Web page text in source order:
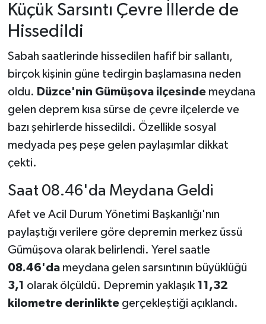
Küçük Sarsıntı Çevre İllerde de
Hissedildi
Sabah saatlerinde hissedilen hafif bir sallantı,
birçok kişinin güne tedirgin başlamasına neden
oldu. Düzce'nin Gümüşova ilçesindemeydana
gelen deprem kısa sürse de çevre ilçelerde ve
bazı şehirlerde hissedildi. Özellikle sosyal
medyada peş peşe gelen paylaşımlar dikkat
çekti.
Saat 08.46'da Meydana Geldi
Afet ve Acil Durum Yönetimi Başkanlığı'nın
paylaştığı verilere göre depremin merkez üssü
Gümüşova olarak belirlendi. Yerel saatle
08.46'dameydana gelen sarsıntının büyüklüğü
3,1 olarak ölçüldü. Depremin yaklaşık 11,32
kilometre derinliktegerçekleştiği açıklandı.